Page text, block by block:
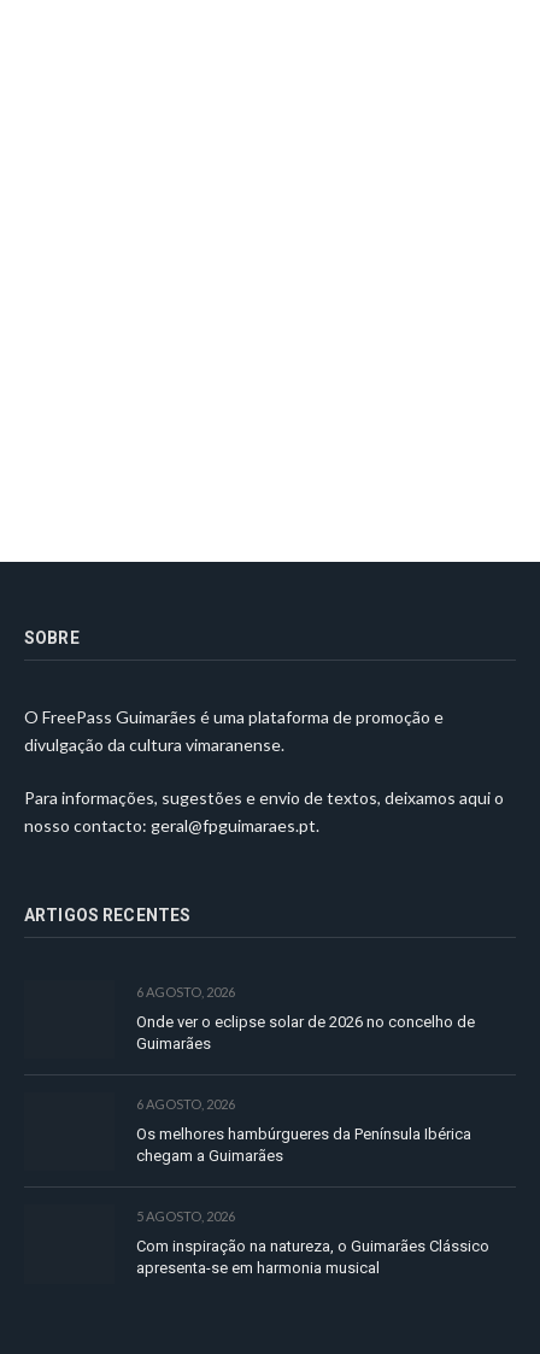
SOBRE
O FreePass Guimarães é uma plataforma de promoção e
divulgação da cultura vimaranense.
Para informações, sugestões e envio de textos, deixamos aqui o
nosso contacto: geral@fpguimaraes.pt.
ARTIGOS RECENTES
6 AGOSTO, 2026
Onde ver o eclipse solar de 2026 no concelho de
Guimarães
6 AGOSTO, 2026
Os melhores hambúrgueres da Península Ibérica
chegam a Guimarães
5 AGOSTO, 2026
Com inspiração na natureza, o Guimarães Clássico
apresenta-se em harmonia musical